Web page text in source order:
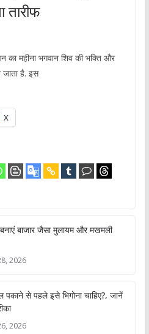
तारीफ
महीना भगवान शिव की भक्ति और
है. इस
X
बाजार जैसा मुलायम और मखमली
2026
पकाने से पहले इसे भिगोना चाहिए?, जानें
2026